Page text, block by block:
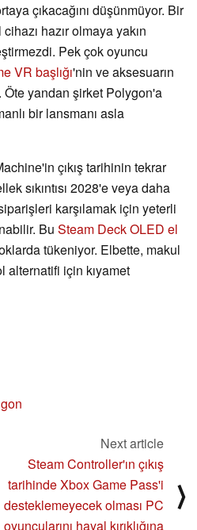
çıkacağını düşünmüyor. Bir
hazır olmaya yakın
Pek çok oyuncu
VR başlığı'nin ve aksesuarın
yandan şirket Polygon'a
bir lansmanı asla
çıkış tarihinin tekrar
sıkıntısı 2028'e veya daha
karşılamak için yeterli
Bu Steam Deck OLED el
tükeniyor. Elbette, makul
alternatifi için kıyamet
Next article
Steam Controller'ın çıkış
tarihinde Xbox Game Pass'i
desteklemeyecek olması PC
oyuncularını hayal kırıklığına
⟩